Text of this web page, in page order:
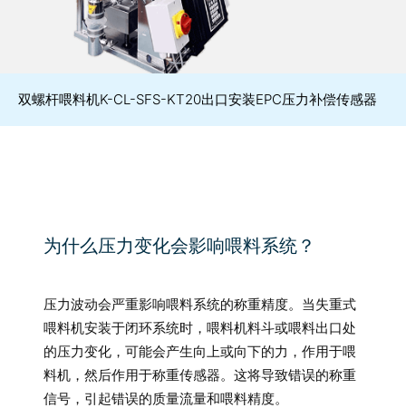
双螺杆喂料机K-CL-SFS-KT20出口安装EPC压力补偿传感器
为什么压力变化会影响喂料系统？
压力波动会严重影响喂料系统的称重精度。当失重式
喂料机安装于闭环系统时，喂料机料斗或喂料出口处
的压力变化，可能会产生向上或向下的力，作用于喂
料机，然后作用于称重传感器。这将导致错误的称重
信号，引起错误的质量流量和喂料精度。